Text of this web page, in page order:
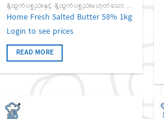
နို့ထွက်ပစ္စည်းနှင့် နို့ထွက်ပစ္စည်းမဟုတ်သော ကုန်ကြမ်းများ
Home Fresh Salted Butter 58% 1kg
Login to see prices
READ MORE